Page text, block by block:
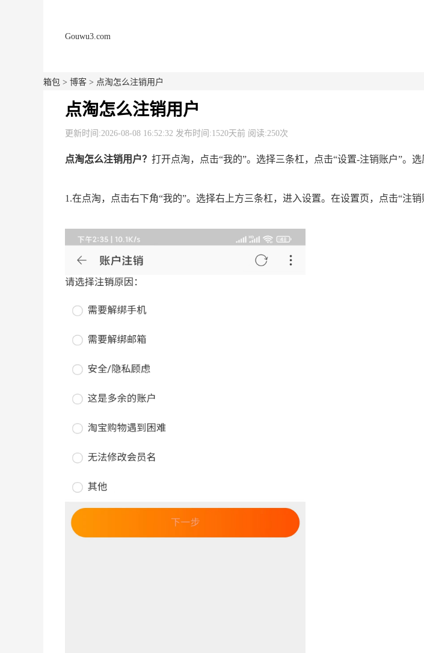
Gouwu3.com
箱包 > 博客 > 点淘怎么注销用户
点淘怎么注销用户
更新时间:2026-08-08 16:52:32 发布时间:1520天前 阅读:250次
点淘怎么注销用户？ 打开点淘，点击“我的”。选择三条杠，点击“设置-注销账户”。
1.在点淘，点击右下角“我的”。选择右上方三条杠，进入设置。在设置页，点击“注销